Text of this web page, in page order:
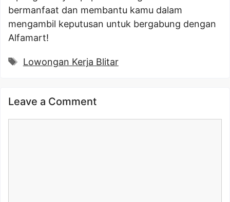
bermanfaat dan membantu kamu dalam
mengambil keputusan untuk bergabung dengan
Alfamart!
Tags
Lowongan Kerja Blitar
Leave a Comment